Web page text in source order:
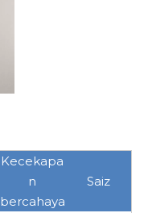
Kecekapa
n
bercahaya
Saiz